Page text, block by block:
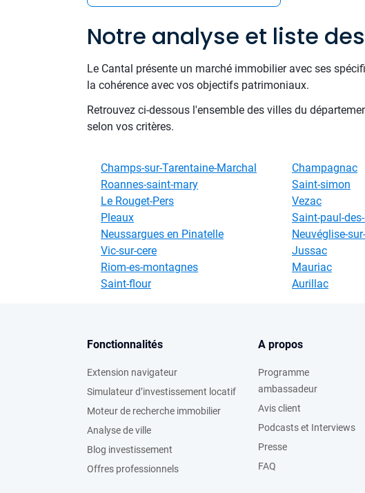
Notre analyse et liste
Le Cantal présente un marché immobilier avec ses
la cohérence avec vos objectifs patrimoniaux.
Retrouvez ci-dessous l'ensemble des villes du
selon vos critères.
Champs-sur-Tarentaine-Marchal Champagnac
Roannes-saint-mary
Saint-simon
Le Rouget-Pers
Vezac
Pleaux
Saint-paul-
Neussargues en Pinatelle
Neuvéglise-
Vic-sur-cere
Jussac
Riom-es-montagnes
Mauriac
Saint-flour
Aurillac
Fonctionnalités
Extension navigateur
Simulateur d’investissement locatif
Moteur de recherche immobilier
Analyse de ville
Blog investissement
Offres professionnels
A propos
Programme
ambassadeur
Avis client
Podcasts et Interviews
Presse
FAQ